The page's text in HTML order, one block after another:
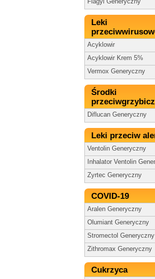
Flagyl Generyczny
Leki
Acyklowir
Acyklowir Krem 5%
Vermox Generyczny
Środki
Diflucan Generyczny
Leki przeciw
Ventolin Generyczny
Inhalator Ventolin
Zyrtec Generyczny
COVID-19
Aralen Generyczny
Olumiant Generyczny
Stromectol Generyczny
Zithromax Generyczny
Cukrzyca